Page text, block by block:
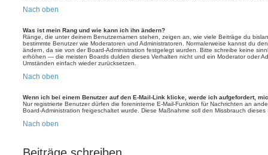
Nach oben
Was ist mein Rang und wie kann ich ihn ändern?
Ränge, die unter deinem Benutzernamen stehen, zeigen an, wie viele Beiträge du
bestimmte Benutzer wie Moderatoren und Administratoren. Normalerweise kannst du
ändern, da sie von der Board-Administration festgelegt wurden. Bitte schreibe keine
erhöhen — die meisten Boards dulden dieses Verhalten nicht und ein Moderator oder
Umständen einfach wieder zurücksetzen.
Nach oben
Wenn ich bei einem Benutzer auf den E-Mail-Link klicke, werde ich aufgefordert,
Nur registrierte Benutzer dürfen die foreninterne E-Mail-Funktion für Nachrichten an
Board-Administration freigeschaltet wurde. Diese Maßnahme soll den Missbrauch
Nach oben
Beiträge schreiben